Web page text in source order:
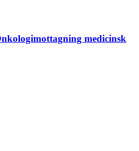
medicinsk